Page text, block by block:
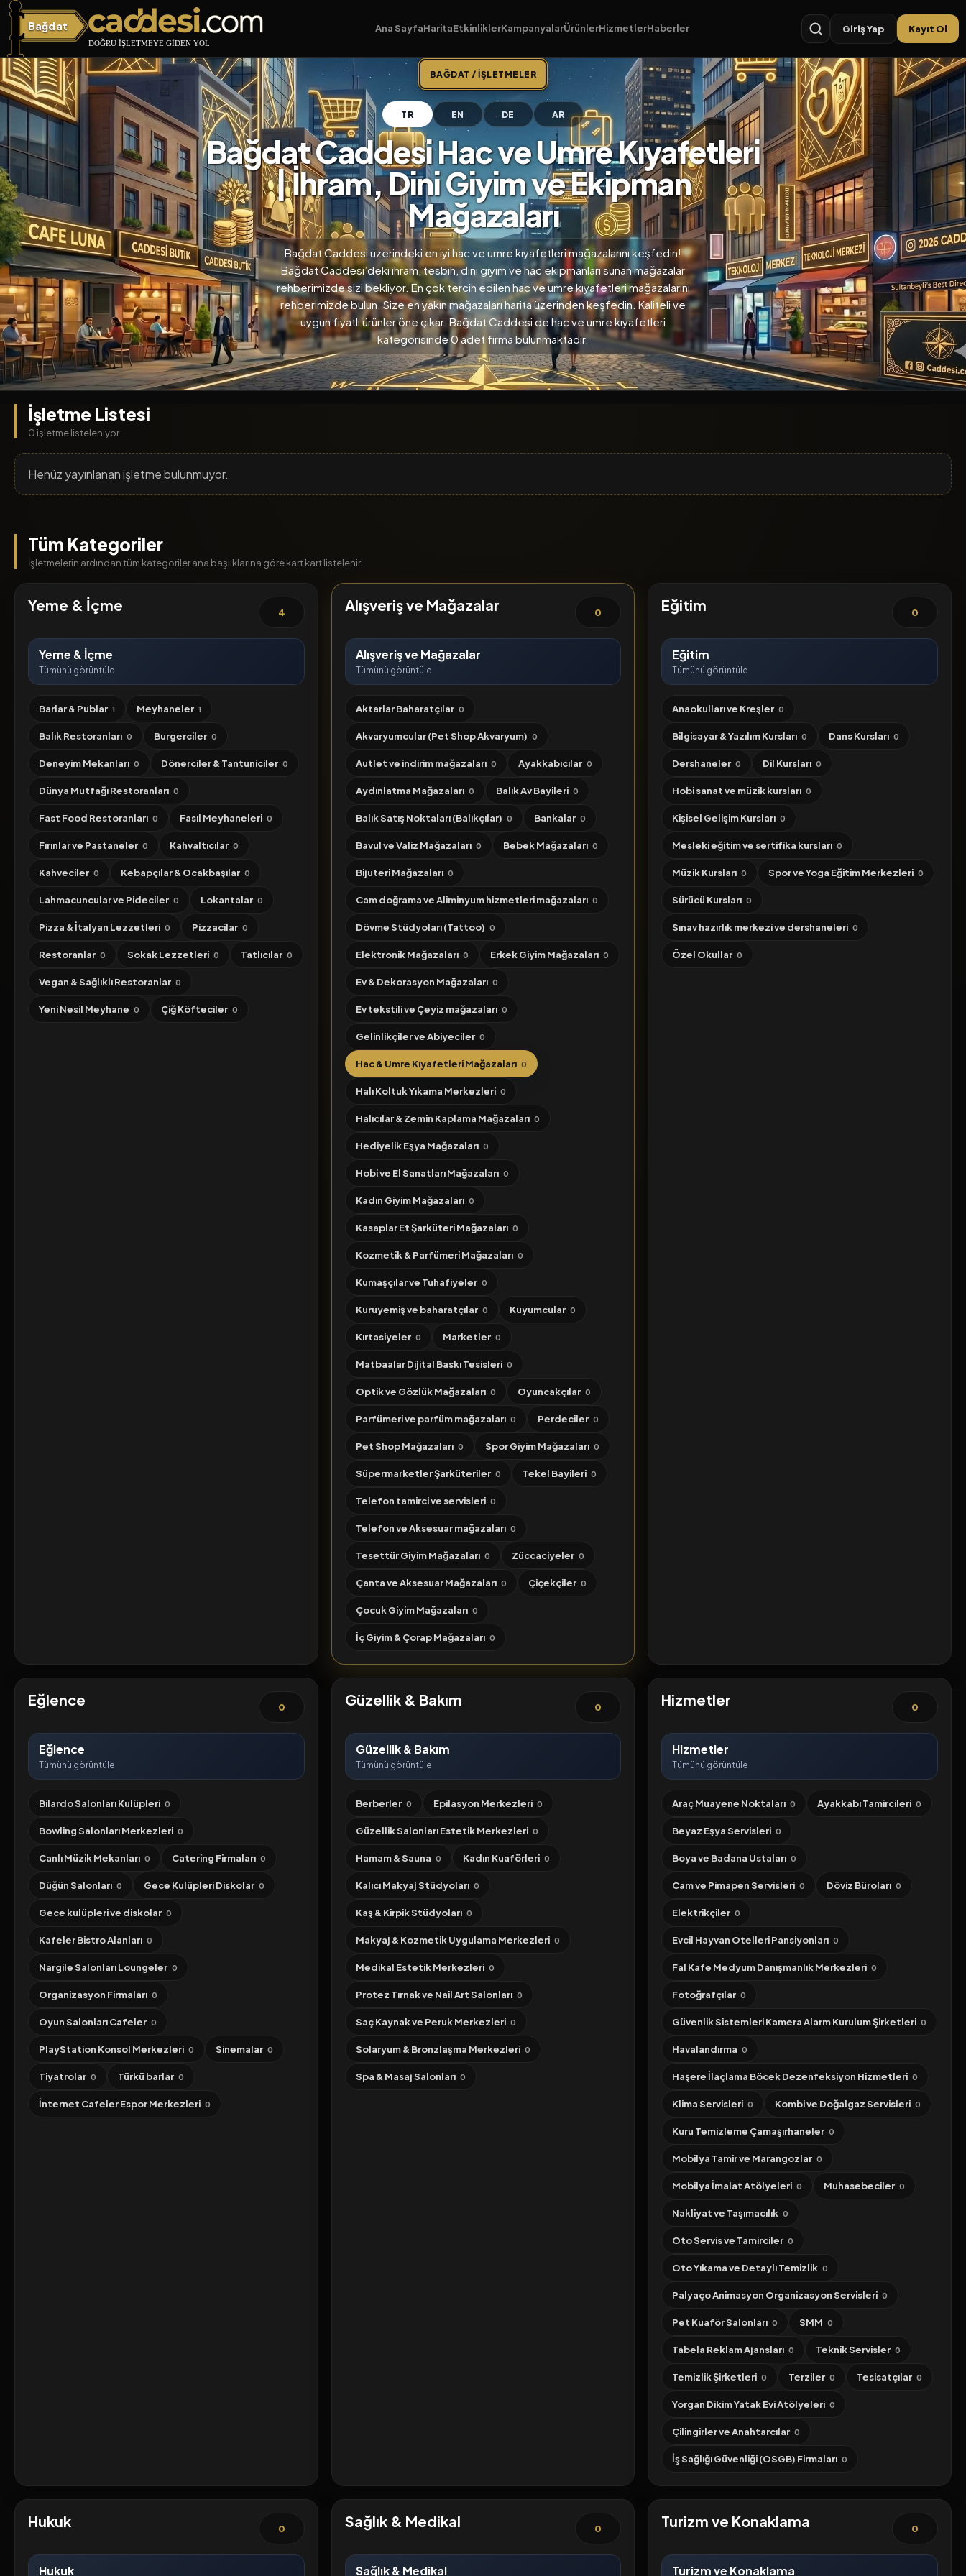
Bağdat
Bağdat Caddesi Ana SayfaHaritaEtkinliklerKampanyalarÜrünlerHizmetlerHaberler Giriş Yap Kayıt Ol
BAĞDAT / İŞLETMELER
TR EN DE AR
Bağdat Caddesi Hac ve Umre Kıyafetleri
| İhram, Dini Giyim ve Ekipman
Mağazaları
Bağdat Caddesi üzerindeki en iyi hac ve umre kıyafetleri mağazalarını keşfedin!
Bağdat Caddesi’deki ihram, tesbih, dini giyim ve hac ekipmanları sunan mağazalar
rehberimizde sizi bekliyor. En çok tercih edilen hac ve umre kıyafetleri mağazalarını
rehberimizde bulun. Size en yakın mağazaları harita üzerinden keşfedin. Kaliteli ve
uygun fiyatlı ürünler öne çıkar. Bağdat Caddesi de hac ve umre kıyafetleri
kategorisinde 0 adet firma bulunmaktadır.
İşletme Listesi
0 işletme listeleniyor.
Henüz yayınlanan işletme bulunmuyor.
Tüm Kategoriler
İşletmelerin ardından tüm kategoriler ana başlıklarına göre kart kart listelenir.
Yeme & İçme 4
Yeme & İçme
Tümünü görüntüle
Barlar & Publar 1 Meyhaneler 1
Balık Restoranları 0 Burgerciler 0
Deneyim Mekanları 0 Dönerciler & Tantuniciler 0
Dünya Mutfağı Restoranları 0
Fast Food Restoranları 0 Fasıl Meyhaneleri 0
Fırınlar ve Pastaneler 0 Kahvaltıcılar 0
Kahveciler 0 Kebapçılar & Ocakbaşılar 0
Lahmacuncular ve Pideciler 0 Lokantalar 0
Pizza & İtalyan Lezzetleri 0 Pizzacilar 0
Restoranlar 0 Sokak Lezzetleri 0 Tatlıcılar 0
Vegan & Sağlıklı Restoranlar 0
Yeni Nesil Meyhane 0 Çiğ Köfteciler 0
Alışveriş ve Mağazalar 0
Alışveriş ve Mağazalar
Tümünü görüntüle
Aktarlar Baharatçılar 0
Akvaryumcular (Pet Shop Akvaryum) 0
Autlet ve indirim mağazaları 0 Ayakkabıcılar 0
Aydınlatma Mağazaları 0 Balık Av Bayileri 0
Balık Satış Noktaları (Balıkçılar) 0 Bankalar 0
Bavul ve Valiz Mağazaları 0 Bebek Mağazaları 0
Bijuteri Mağazaları 0
Cam doğrama ve Aliminyum hizmetleri mağazaları 0
Dövme Stüdyoları (Tattoo) 0
Elektronik Mağazaları 0 Erkek Giyim Mağazaları 0
Ev & Dekorasyon Mağazaları 0
Ev tekstili ve Çeyiz mağazaları 0
Gelinlikçiler ve Abiyeciler 0
Hac & Umre Kıyafetleri Mağazaları 0
Halı Koltuk Yıkama Merkezleri 0
Halıcılar & Zemin Kaplama Mağazaları 0
Hediyelik Eşya Mağazaları 0
Hobi ve El Sanatları Mağazaları 0
Kadın Giyim Mağazaları 0
Kasaplar Et Şarküteri Mağazaları 0
Kozmetik & Parfümeri Mağazaları 0
Kumaşçılar ve Tuhafiyeler 0
Kuruyemiş ve baharatçılar 0 Kuyumcular 0
Kırtasiyeler 0 Marketler 0
Matbaalar Dijital Baskı Tesisleri 0
Optik ve Gözlük Mağazaları 0 Oyuncakçılar 0
Parfümeri ve parfüm mağazaları 0 Perdeciler 0
Pet Shop Mağazaları 0 Spor Giyim Mağazaları 0
Süpermarketler Şarküteriler 0 Tekel Bayileri 0
Telefon tamirci ve servisleri 0
Telefon ve Aksesuar mağazaları 0
Tesettür Giyim Mağazaları 0 Züccaciyeler 0
Çanta ve Aksesuar Mağazaları 0 Çiçekçiler 0
Çocuk Giyim Mağazaları 0
İç Giyim & Çorap Mağazaları 0
Eğitim 0
Eğitim
Tümünü görüntüle
Anaokulları ve Kreşler 0
Bilgisayar & Yazılım Kursları 0 Dans Kursları 0
Dershaneler 0 Dil Kursları 0
Hobi sanat ve müzik kursları 0
Kişisel Gelişim Kursları 0
Mesleki eğitim ve sertifika kursları 0
Müzik Kursları 0 Spor ve Yoga Eğitim Merkezleri 0
Sürücü Kursları 0
Sınav hazırlık merkezi ve dershaneleri 0
Özel Okullar 0
Eğlence 0
Eğlence
Tümünü görüntüle
Bilardo Salonları Kulüpleri 0
Bowling Salonları Merkezleri 0
Canlı Müzik Mekanları 0 Catering Firmaları 0
Düğün Salonları 0 Gece Kulüpleri Diskolar 0
Gece kulüpleri ve diskolar 0
Kafeler Bistro Alanları 0
Nargile Salonları Loungeler 0
Organizasyon Firmaları 0
Oyun Salonları Cafeler 0
PlayStation Konsol Merkezleri 0 Sinemalar 0
Tiyatrolar 0 Türkü barlar 0
İnternet Cafeler Espor Merkezleri 0
Güzellik & Bakım 0
Güzellik & Bakım
Tümünü görüntüle
Berberler 0 Epilasyon Merkezleri 0
Güzellik Salonları Estetik Merkezleri 0
Hamam & Sauna 0 Kadın Kuaförleri 0
Kalıcı Makyaj Stüdyoları 0
Kaş & Kirpik Stüdyoları 0
Makyaj & Kozmetik Uygulama Merkezleri 0
Medikal Estetik Merkezleri 0
Protez Tırnak ve Nail Art Salonları 0
Saç Kaynak ve Peruk Merkezleri 0
Solaryum & Bronzlaşma Merkezleri 0
Spa & Masaj Salonları 0
Hizmetler 0
Hizmetler
Tümünü görüntüle
Araç Muayene Noktaları 0 Ayakkabı Tamircileri 0
Beyaz Eşya Servisleri 0
Boya ve Badana Ustaları 0
Cam ve Pimapen Servisleri 0 Döviz Büroları 0
Elektrikçiler 0
Evcil Hayvan Otelleri Pansiyonları 0
Fal Kafe Medyum Danışmanlık Merkezleri 0
Fotoğrafçılar 0
Güvenlik Sistemleri Kamera Alarm Kurulum Şirketleri 0
Havalandırma 0
Haşere İlaçlama Böcek Dezenfeksiyon Hizmetleri 0
Klima Servisleri 0 Kombi ve Doğalgaz Servisleri 0
Kuru Temizleme Çamaşırhaneler 0
Mobilya Tamir ve Marangozlar 0
Mobilya İmalat Atölyeleri 0 Muhasebeciler 0
Nakliyat ve Taşımacılık 0
Oto Servis ve Tamirciler 0
Oto Yıkama ve Detaylı Temizlik 0
Palyaço Animasyon Organizasyon Servisleri 0
Pet Kuaför Salonları 0 SMM 0
Tabela Reklam Ajansları 0 Teknik Servisler 0
Temizlik Şirketleri 0 Terziler 0 Tesisatçılar 0
Yorgan Dikim Yatak Evi Atölyeleri 0
Çilingirler ve Anahtarcılar 0
İş Sağlığı Güvenliği (OSGB) Firmaları 0
Hukuk 0
Hukuk
Sağlık & Medikal 0
Sağlık & Medikal
Turizm ve Konaklama 0
Turizm ve Konaklama